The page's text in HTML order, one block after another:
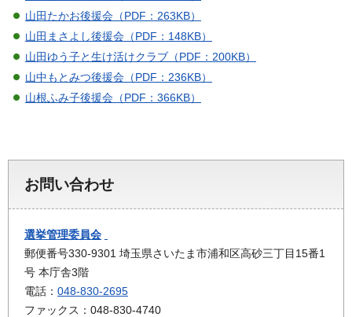
山田たかお後援会（PDF：263KB）
山田まさよし後援会（PDF：148KB）
山田ゆう子と生け活けクラブ（PDF：200KB）
山中もとみつ後援会（PDF：236KB）
山根ふみ子後援会（PDF：366KB）
お問い合わせ
選挙管理委員会
郵便番号330-9301 埼玉県さいたま市浦和区高砂三丁目15番1
号 本庁舎3階
電話： 048-830-2695
ファックス：048-830-4740